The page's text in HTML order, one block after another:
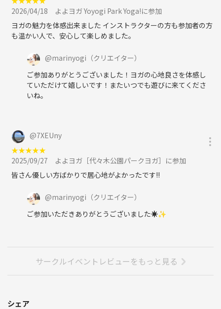
2026/04/18
よよヨガ Yoyogi Park Yoga!に参加
ヨガの魅力を体感出来ました インストラクターの方も参加者の方
も温かい人で、安心して楽しめました。
@marinyogi （クリエイター）
ご参加ありがとうございました！ヨガの心地良さを体感し
ていただけて嬉しいです！またいつでも遊びに来てくださ
いね。
@7XEUny
★★★★★
2025/09/27
よよヨガ［代々木公園パークヨガ］に参加
皆さん優しい方ばかりで居心地がよかったです!!
@marinyogi （クリエイター）
ご参加いただきありがとうございました☀️✨
サークルイベントレビューをもっと見る
シェア